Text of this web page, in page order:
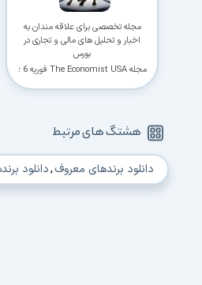
مجله تخصصی برای علاقه مندان به
اخبار و تحلیل های مالی و تجاری در
بورس
مجله The Economist USA فوریه 6 ؛
هشتگ های مرتبط
دانلود برندهای معروف,دانلود